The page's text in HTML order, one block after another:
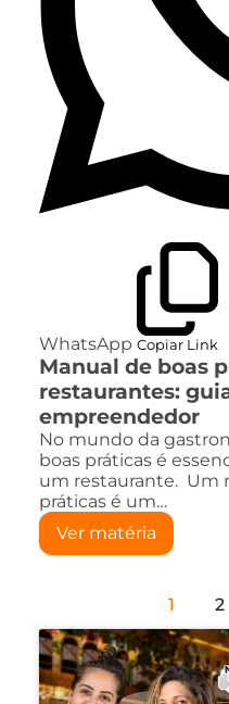
WhatsApp Copiar Link
Manual de boas
restaurantes:
empreendedor
No mundo da
boas práticas é
um restaurante. Um
práticas é um…
Ver matéria
1 2